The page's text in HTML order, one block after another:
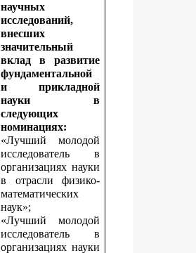
научных
исследований,
внесших
значительный
вклад в развитие
фундаментальной
и прикладной
науки в
следующих
номинациях:
«Лучший молодой
исследователь в
организациях науки
в отрасли физико-
математических
наук»;
«Лучший молодой
исследователь в
организациях науки